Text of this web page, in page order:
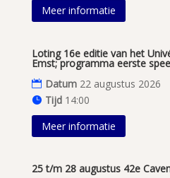
Meer informatie
Loting 16e editie van het
Emst; programma eerste
Datum 22 augustus 2026
Tijd 14:00
Meer informatie
25 t/m 28 augustus 42e